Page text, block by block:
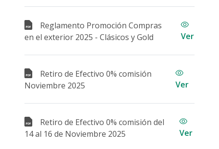
Reglamento Promoción Compras
en el exterior 2025 - Clásicos y Gold
Ver
Retiro de Efectivo 0% comisión
Noviembre 2025
Ver
Retiro de Efectivo 0% comisión del
14 al 16 de Noviembre 2025
Ver